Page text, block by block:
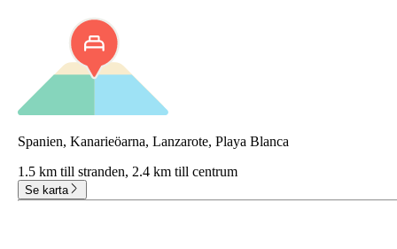
Spanien, Kanarieöarna, Lanzarote, Playa Blanca
1.5 km till stranden, 2.4 km till centrum
Se karta